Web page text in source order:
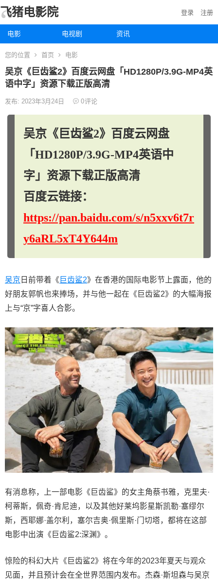
飞猪电影院
电影 电视剧 资讯
登录 注册
您的位置 首页 电影
吴京《巨齿鲨2》百度云网盘「HD1280P/3.9G-MP4英
语中字」资源下载正版高清
发布: 2023年3月24日 0评论
吴京《巨齿鲨2》百度云网盘
「HD1280P/3.9G-MP4英语中
字」资源下载正版高清
百度云链接：
https://pan.baidu.com/s/n5xxv6t7r
y6aRL5xT4Y644m
吴京 日前带着《 巨齿鲨2》在香港的国际电影节上露面，他的
好朋友郭帆也来捧场，并与他一起在《巨齿鲨2》的大幅海报
上与“京”字喜人合影。
有消息称，上一部电影《巨齿鲨》的女主角蔡书雅，克里夫·
柯蒂斯，佩奇·肯尼迪，以及其他好莱坞影星斯凯勒·塞缪尔
斯，西耶娜·盖尔利，塞尔吉奥·佩里斯·门切塔，都将在这部
电影中出演《巨齿鲨2:深渊》。
惊险的科幻大片《巨齿鲨2》将在今年的2023年夏天与观众
见面，并且预计会在全世界范围内发布。杰森·斯坦森与吴京